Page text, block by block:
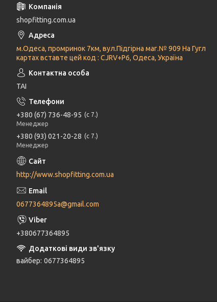
shopfitting.com.ua
м.Одеса, промринок 7км, вул.Підгірна маг.№ 909 На Гугл
картах вставте цей код : CJRV+P6, Одеса, Україна
ТАІ
+380 (67) 736-48-95
с 7.
Менеджер
+380 (93) 021-20-28
с 7.
Менеджер
http://www.shopfitting.com.ua
0677364895a@gmail.com
+380677364895
вайбер 0677364895